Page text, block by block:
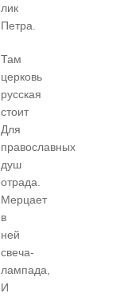
лик
Петра.
Там
церковь
русская
стоит
Для
православных
душ
отрада.
Мерцает
в
ней
свеча-
лампада,
И